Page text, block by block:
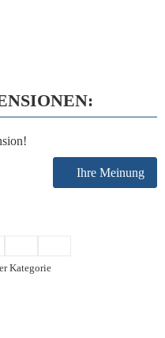
Ihre Meinung
Kategorie